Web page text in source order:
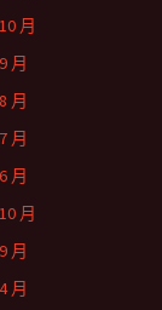
月
月
月
月
月
月
月
月